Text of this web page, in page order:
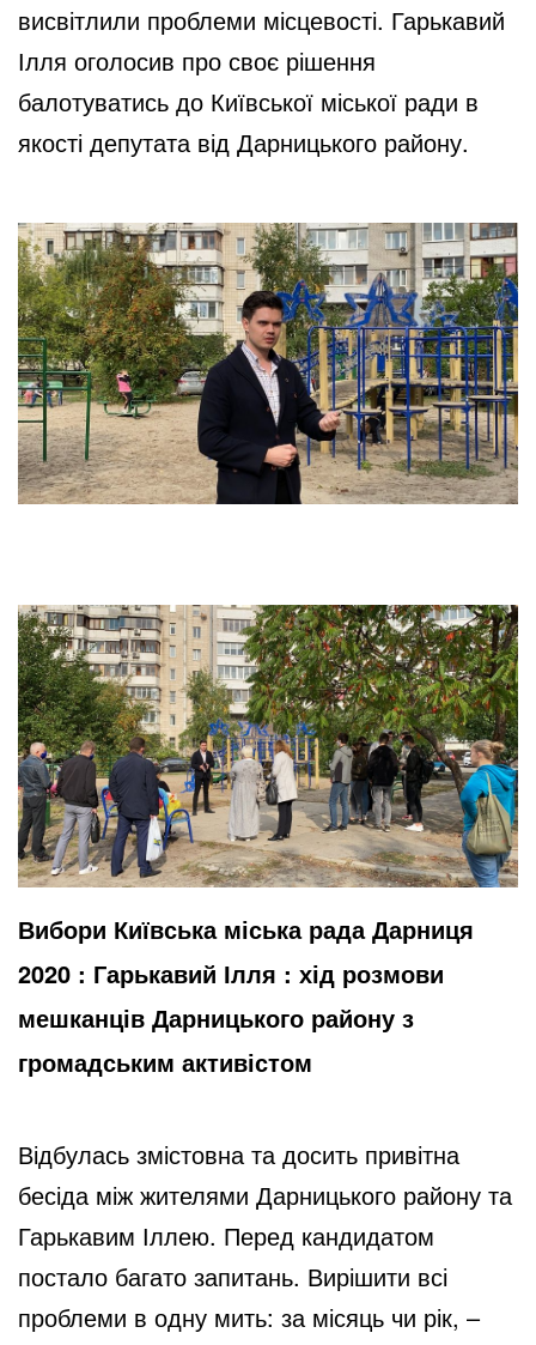
висвітлили проблеми місцевості. Гарькавий
Ілля оголосив про своє рішення
балотуватись до Київської міської ради в
якості депутата від Дарницького району.
Вибори Київська міська рада Дарниця
2020 : Гарькавий Ілля : хід розмови
мешканців Дарницького району з
громадським активістом
Відбулась змістовна та досить привітна
бесіда між жителями Дарницького району та
Гарькавим Іллею. Перед кандидатом
постало багато запитань. Вирішити всі
проблеми в одну мить: за місяць чи рік, –